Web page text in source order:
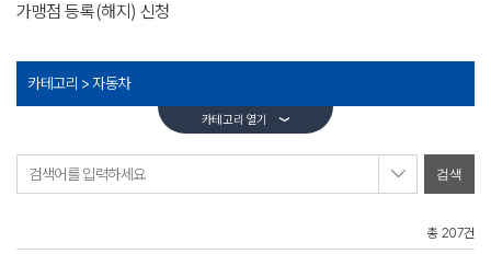
가맹점 등록(해지) 신청
카테고리 >자동차
카테고리 열기
검색어를 입력하세요
총 207건